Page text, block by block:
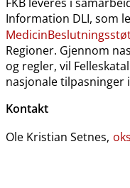
Information DLI, som
Regioner. Gjennom
og regler, vil
nasjonale tilpasninger
Kontakt
Ole Kristian Setnes,